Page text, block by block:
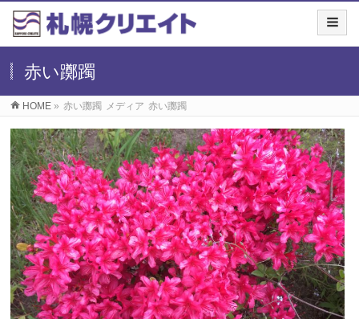
赤い躑躅
HOME » 赤い躑躅 メディア 赤い躑躅